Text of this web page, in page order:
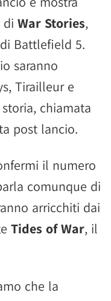
di War Stories,
Battlefield 5.
saranno
Tirailleur e
chiamata
post lancio.
il numero
comunque di
arricchiti dai
Tides of War, il
che la